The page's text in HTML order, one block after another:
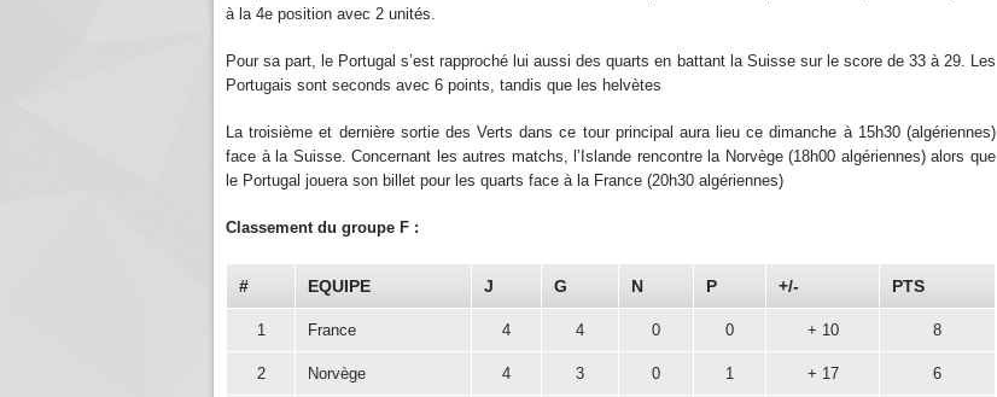
à la 4e position avec 2 unités.
Pour sa part, le Portugal s’est rapproché lui aussi des quarts en battant la Suisse sur le score de 33 à 29. Les
Portugais sont seconds avec 6 points, tandis que les helvètes
La troisième et dernière sortie des Verts dans ce tour principal aura lieu ce dimanche à 15h30 (algériennes)
face à la Suisse. Concernant les autres matchs, l’Islande rencontre la Norvège (18h00 algériennes) alors que
le Portugal jouera son billet pour les quarts face à la France (20h30 algériennes)
Classement du groupe F :
# EQUIPE J G N P +/- PTS
1 France 4 4 0 0 + 10 8
2 Norvège 4 3 0 1 + 17 6